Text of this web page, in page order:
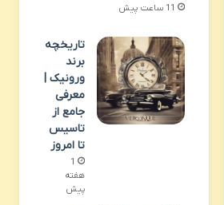
11 ساعت پیش
تاریخچه
برند
ورونیک |
معرفی
جامع از
تاسیس
تا امروز
1
هفته
پیش